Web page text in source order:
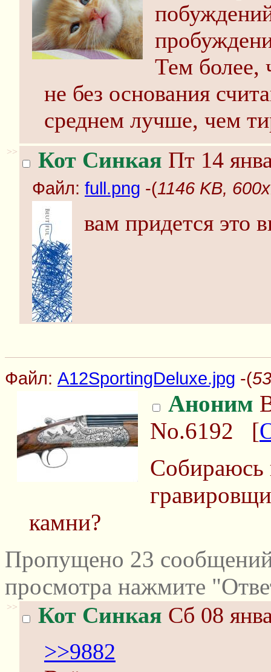
Тем более,
не без основания
среднем лучше, чем
>> Кот Синкая Пт 14
Файл: full.png -(1146 KB,
вам придется это
Файл: A12SportingDeluxe.jpg -(
Аноним
No.6192 [
Собираюсь
камни?
Пропущено 23
просмотра нажмите
>> Кот Синкая Сб 08
>>9882